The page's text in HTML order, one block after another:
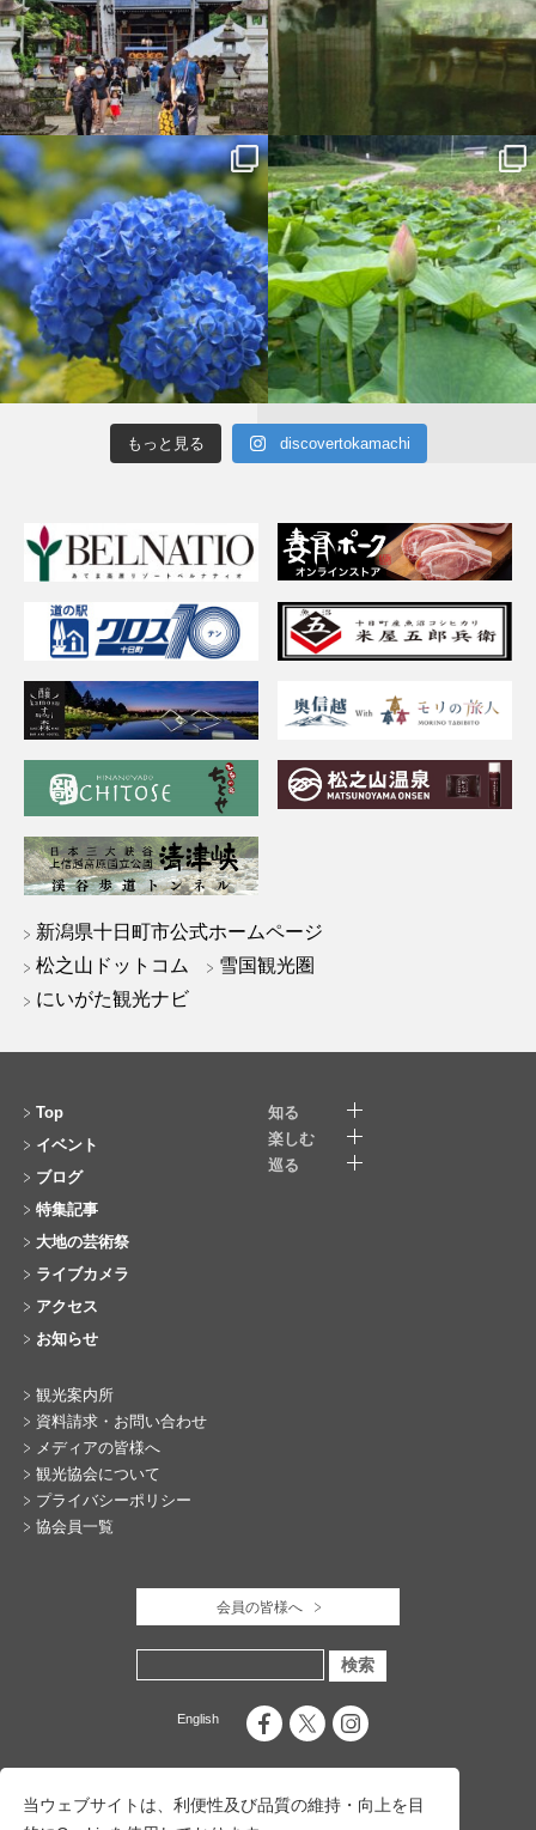
当ウェブサイトは、利便性及び品質の維持・向上を目
discovertokamachi
7月 2
discovertokamachi
7月 1
もっと見る discovertokamachi
新潟県十日町市公式ホームページ
松之山ドットコム
雪国観光圏
にいがた観光ナビ
Top
イベント
ブログ
特集記事
大地の芸術祭
ライブカメラ
アクセス
お知らせ
知る
楽しむ
巡る
観光案内所
資料請求・お問い合わせ
メディアの皆様へ
観光協会について
プライバシーポリシー
協会員一覧
会員の皆様へ
English